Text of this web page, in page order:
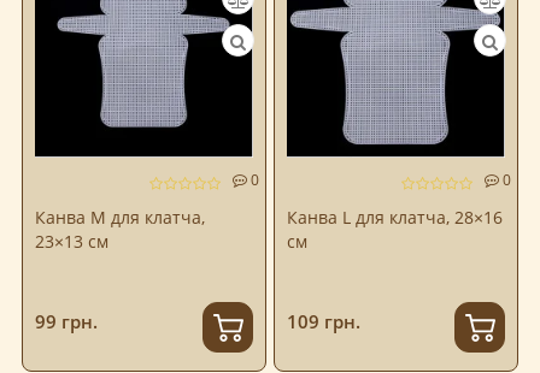
0
Канва M для клатча,
23×13 см
99 грн.
0
Канва L для клатча, 28×16
см
109 грн.